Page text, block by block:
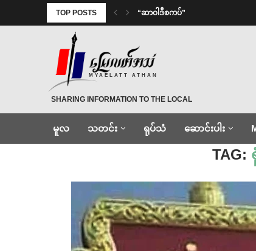
TOP POSTS “ဆာဝါဒီစကပ်”
MYAELATT ATHAN
SHARING INFORMATION TO THE LOCAL
မူလ သတင်း ရုပ်သံ ဆောင်းပါး
Home ရုံးစည်ကြီးကျေးရွာ
TAG: